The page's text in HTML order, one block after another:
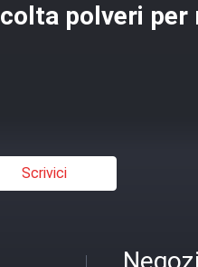
polveri per
Scrivici